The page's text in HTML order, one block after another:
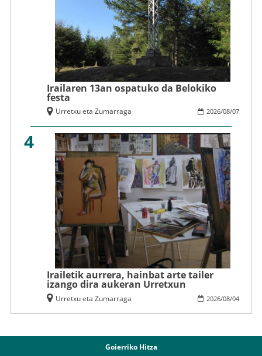
Irailaren 13an ospatuko da Belokiko
festa
2026/08/07
Urretxu eta Zumarraga
4
Irailetik aurrera, hainbat arte tailer
izango dira aukeran Urretxun
2026/08/04
Urretxu eta Zumarraga
Goierriko Hitza